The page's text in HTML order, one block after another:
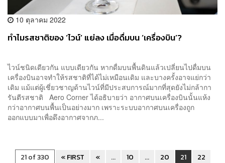
10 ตุลาคม 2022
ทำไมรสชาติของ ‘ไวน์’ แย่ลง เมื่อดื่มบน ‘เครื่องบิน’?
ไวน์ชนิดเดียวกัน แบบเดียวกัน หากดื่มบนพื้นดินแล้วเปลี่ยนไปดื่มบน
เครื่องบินอาจทำให้รสชาติที่ได้ไม่เหมือนเดิม และบางครั้งอาจแย่กว่า
เดิม แม้แต่ผู้เชี่ยวชาญด้านไวน์ที่มีประสบการณ์มากที่สุดยังไม่กล้ากา
รันตีรสชาติ Aero Corner ได้อธิบายว่า อากาศบนเครื่องบินนั้นแห้ง
กว่าอากาศบนพื้นเป็นอย่างมาก เพราะระบบอากาศบนเครื่องถูก
ออกแบบมาเพื่อดึงอากาศจากภ...
21 of 330 « FIRST « ... 10 ... 20 21
22